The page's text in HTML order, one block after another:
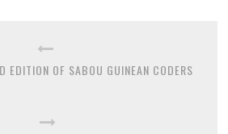
EDITION OF SABOU GUINEAN CODERS